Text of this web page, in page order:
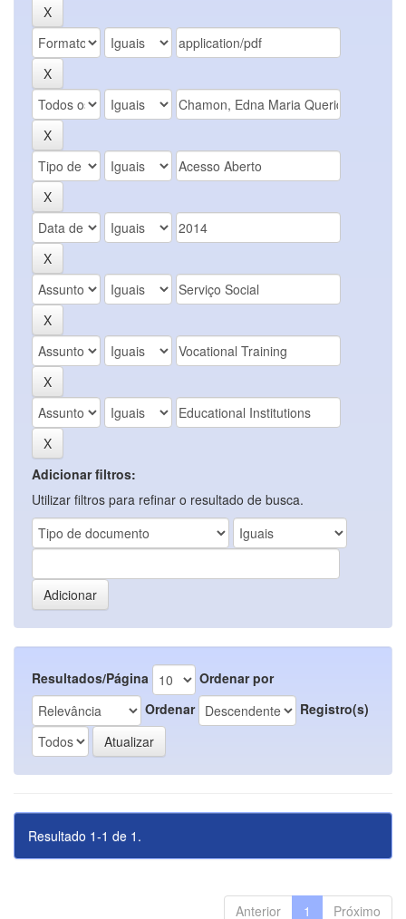
Adicionar filtros:
Utilizar filtros para refinar o resultado de busca.
Resultados/Página
Ordenar por
Ordenar
Registro(s)
Resultado 1-1 de 1.
Anterior 1 Próximo